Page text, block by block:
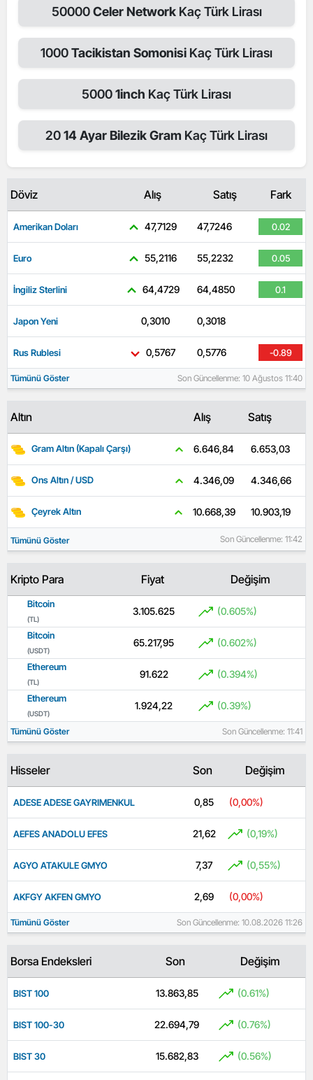
50000Celer Network Kaç Türk Lirası
1000Tacikistan Somonisi Kaç Türk Lirası
50001inch Kaç Türk Lirası
2014 Ayar Bilezik Gram Kaç Türk Lirası
Döviz Alış Satış Fark
Amerikan Doları 47,7129 47,7246 0.02
Euro 55,2116 55,2232 0.05
İngiliz Sterlini 64,4729 64,4850 0.1
Japon Yeni 0,3010 0,3018
Rus Rublesi 0,5767 0,5776 -0.89
Tümünü Göster Son Güncellenme: 10 Ağustos 11:40
Altın Alış Satış
Gram Altın (Kapalı Çarşı) 6.646,84 6.653,03
Ons Altın / USD 4.346,09 4.346,66
Çeyrek Altın 10.668,39 10.903,19
Tümünü Göster Son Güncellenme: 11:42
Kripto Para Fiyat Değişim
Bitcoin
(TL)
3.105.625 (0.605%)
Bitcoin
(USDT)
65.217,95 (0.602%)
Ethereum
(TL)
91.622 (0.394%)
Ethereum
(USDT)
1.924,22 (0.39%)
Tümünü Göster Son Güncellenme: 11:41
Hisseler Son Değişim
ADESE ADESE GAYRIMENKUL 0,85 (0,00%)
AEFES ANADOLU EFES 21,62 (0,19%)
AGYO ATAKULE GMYO 7,37 (0,55%)
AKFGY AKFEN GMYO 2,69 (0,00%)
Tümünü Göster Son Güncellenme: 10.08.2026 11:26
Borsa Endeksleri Son Değişim
BIST 100 13.863,85 (0.61%)
BIST 100-30 22.694,79 (0.76%)
BIST 30 15.682,83 (0.56%)